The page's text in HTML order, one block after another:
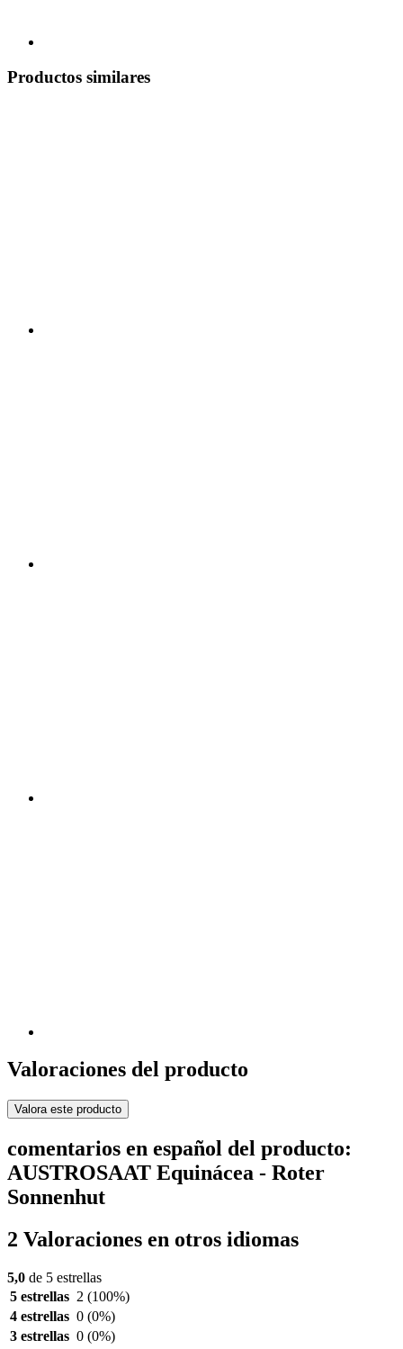
Productos similares
Valoraciones del producto
Valora este producto
comentarios en español del producto:
AUSTROSAAT Equinácea - Roter
Sonnenhut
2 Valoraciones en otros idiomas
5,0 de 5 estrellas
5 estrellas 2 (100%)
4 estrellas 0 (0%)
3 estrellas 0 (0%)